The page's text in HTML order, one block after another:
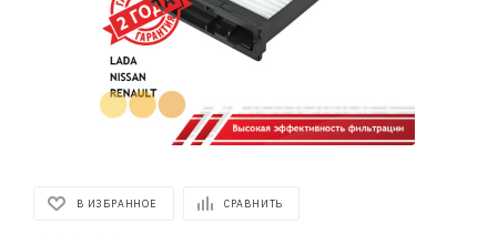
В ИЗБРАННОЕ СРАВНИТЬ